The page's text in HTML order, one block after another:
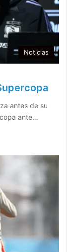
Noticias
antes de su
ante…